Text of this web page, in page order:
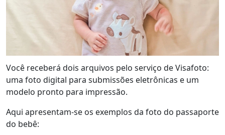
Você receberá dois arquivos pelo serviço de Visafoto:
uma foto digital para submissões eletrônicas e um
modelo pronto para impressão.
Aqui apresentam-se os exemplos da foto do passaporte
do bebê: